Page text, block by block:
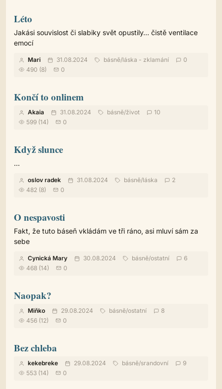
Léto
Jakási souvislost či slabiky svět opustily... čistě ventilace
emocí
Mari 31.08.2024 básně/láska - zklamání
0
490 (8)
0
Končí to onlinem
Akaia 31.08.2024 básně/život
10
599 (14)
0
Když slunce
...
oslov radek 31.08.2024 básně/láska
2
482 (8)
0
O nespavosti
Fakt, že tuto báseň vkládám ve tři ráno, asi mluví sám za
sebe
Cynická Mary 30.08.2024 básně/ostatní
6
468 (14)
0
Naopak?
Miňko 29.08.2024 básně/ostatní
8
456 (12)
0
Bez chleba
kekebreke 29.08.2024 básně/srandovní
9
553 (14)
0